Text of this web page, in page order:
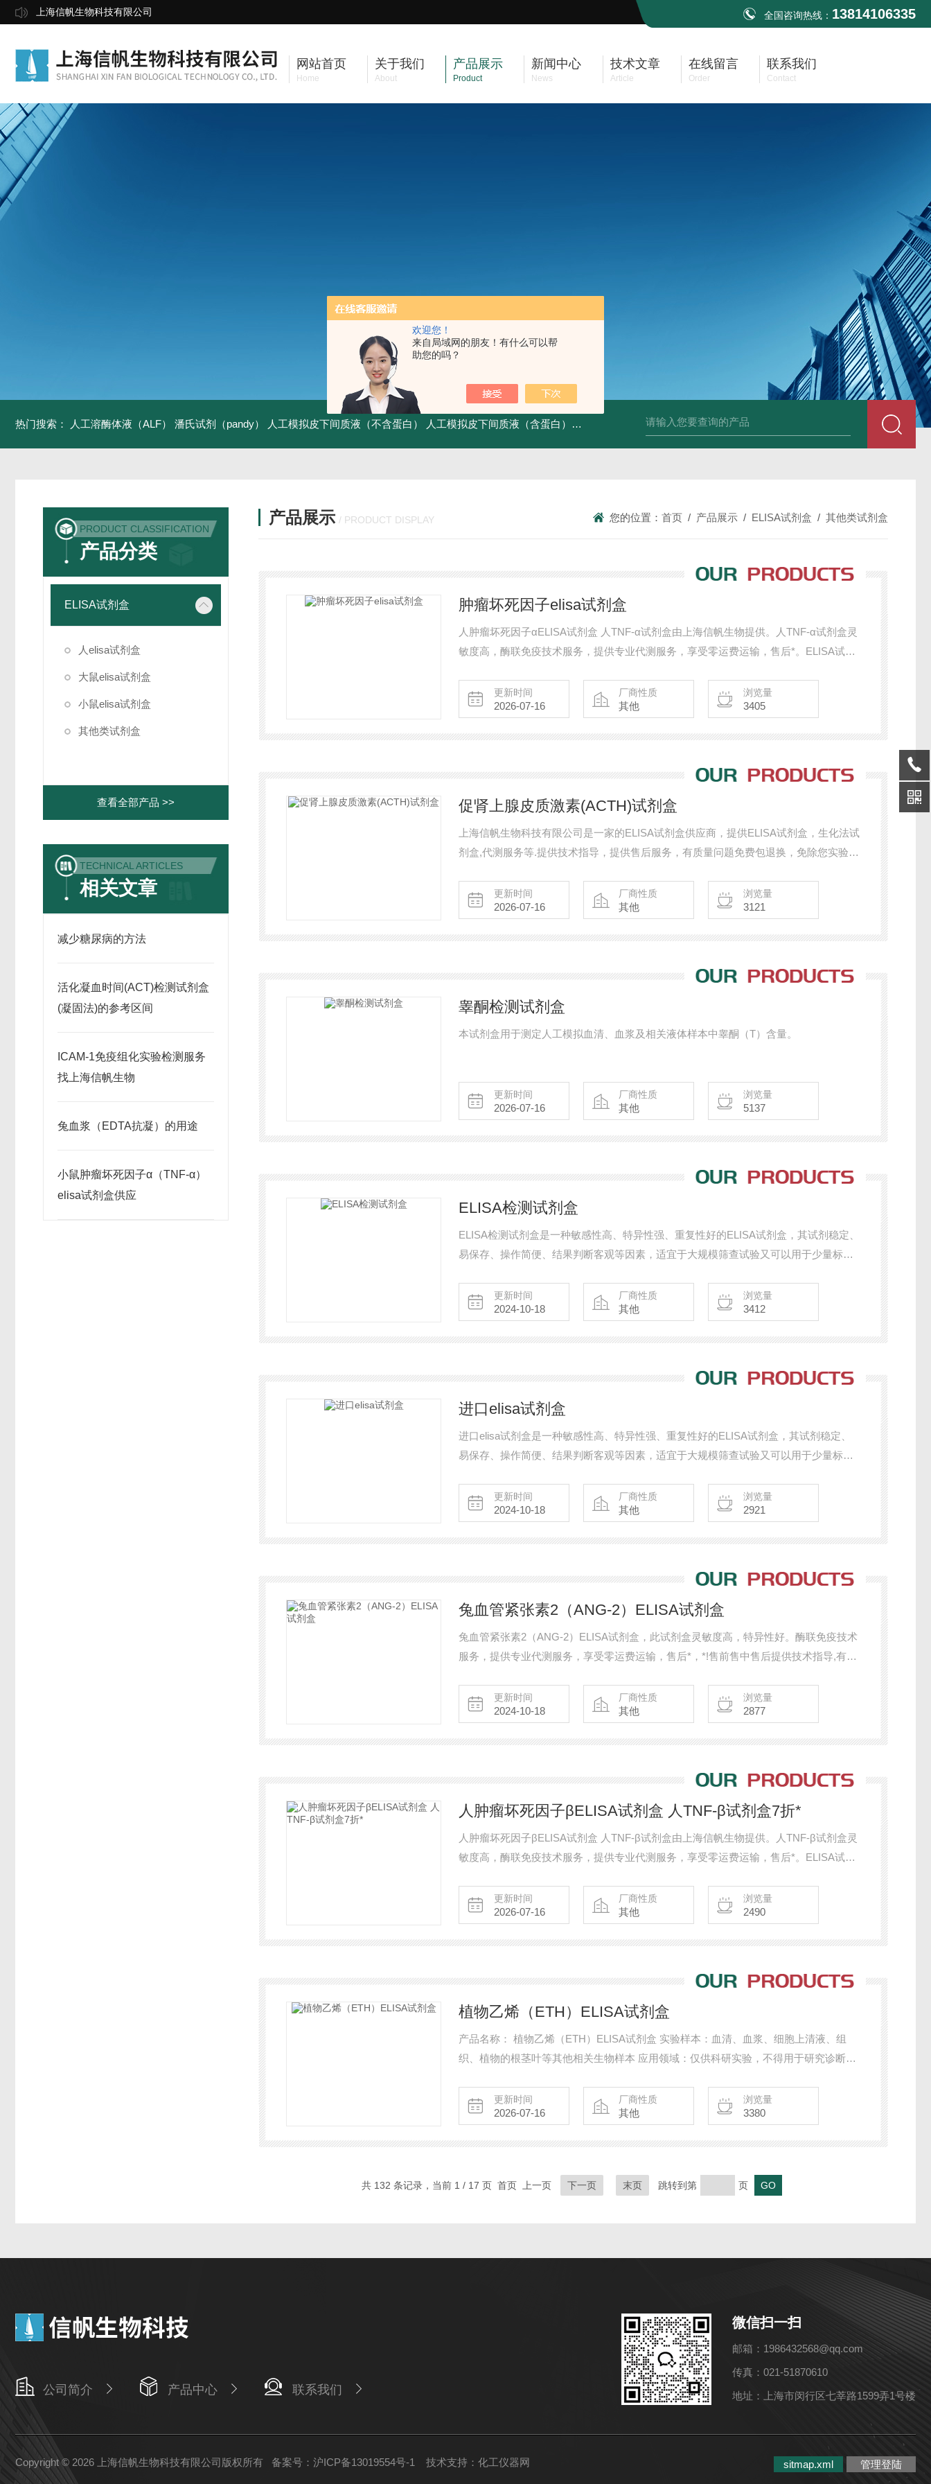
欢迎您！
来自局域网的朋友！有什么可以帮
助您的吗？
上海信帆生物科技有限公司 全国咨询热线： 13814106335
网站首页
Home
关于我们
About
产品展示
Product
新闻中心
News
技术文章
Article
在线留言
Order
联系我们
Contact
热门搜索： 人工溶酶体液（ALF） 潘氏试剂（pandy） 人工模拟皮下间质液（不含蛋白） 人工模拟皮下间质液（含蛋白） FITC标记小鼠抗His tag 组织细胞固定液（8％，PFA） 总胆汁酸（TBA）质
PRODUCT CLASSIFICATION
产品分类
ELISA试剂盒
人elisa试剂盒
大鼠elisa试剂盒
小鼠elisa试剂盒
其他类试剂盒
查看全部产品 >>
TECHNICAL ARTICLES
相关文章
减少糖尿病的方法
活化凝血时间(ACT)检测试剂盒
(凝固法)的参考区间
ICAM-1免疫组化实验检测服务
找上海信帆生物
兔血浆（EDTA抗凝）的用途
小鼠肿瘤坏死因子α（TNF-α）
elisa试剂盒供应
产品展示 / PRODUCT DISPLAY 您的位置： 首页 / 产品展示 / ELISA试剂盒 / 其他类试剂盒
肿瘤坏死因子elisa试剂盒
人肿瘤坏死因子αELISA试剂盒 人TNF-α试剂盒由上海信帆生物提供。人TNF-α试剂盒灵
敏度高，酶联免疫技术服务，提供专业代测服务，享受零运费运输，售后*。ELISA试剂
坏死因子αELISA试剂盒 人TNF-α试剂盒7折*
更新时间
2026-07-16
厂商性质
其他
浏览量
3405
促肾上腺皮质激素(ACTH)试剂盒
上海信帆生物科技有限公司是一家的ELISA试剂盒供应商，提供ELISA试剂盒，生化法试
剂盒,代测服务等.提供技术指导，提供售后服务，有质量问题免费包退换，免除您实验的
更新时间
2026-07-16
厂商性质
其他
浏览量
3121
睾酮检测试剂盒
本试剂盒用于测定人工模拟血清、血浆及相关液体样本中睾酮（T）含量。
更新时间
2026-07-16
厂商性质
其他
浏览量
5137
ELISA检测试剂盒
ELISA检测试剂盒是一种敏感性高、特异性强、重复性好的ELISA试剂盒，其试剂稳定、
易保存、操作简便、结果判断客观等因素，适宜于大规模筛查试验又可以用于少量标本
更新时间
2024-10-18
厂商性质
其他
浏览量
3412
进口elisa试剂盒
进口elisa试剂盒是一种敏感性高、特异性强、重复性好的ELISA试剂盒，其试剂稳定、
易保存、操作简便、结果判断客观等因素，适宜于大规模筛查试验又可以用于少量标本
更新时间
2024-10-18
厂商性质
其他
浏览量
2921
兔血管紧张素2（ANG-2）ELISA试剂盒
兔血管紧张素2（ANG-2）ELISA试剂盒，此试剂盒灵敏度高，特异性好。酶联免疫技术
服务，提供专业代测服务，享受零运费运输，售后*，*!售前售中售后提供技术指导,有质
更新时间
2024-10-18
厂商性质
其他
浏览量
2877
人肿瘤坏死因子βELISA试剂盒 人TNF-β试剂盒7折*
人肿瘤坏死因子βELISA试剂盒 人TNF-β试剂盒由上海信帆生物提供。人TNF-β试剂盒灵
敏度高，酶联免疫技术服务，提供专业代测服务，享受零运费运输，售后*。ELISA试剂
坏死因子βELISA试剂盒 人TNF-β试剂盒7折*
更新时间
2026-07-16
厂商性质
其他
浏览量
2490
植物乙烯（ETH）ELISA试剂盒
产品名称： 植物乙烯（ETH）ELISA试剂盒 实验样本：血清、血浆、细胞上清液、组
织、植物的根茎叶等其他相关生物样本 应用领域：仅供科研实验，不得用于研究诊断，
更新时间
2026-07-16
厂商性质
其他
浏览量
3380
共 132 条记录，当前 1 / 17 页 首页 上一页 下一页 末页 跳转到第 页
公司简介 产品中心 联系我们
微信扫一扫
邮箱：1986432568@qq.com
传真：021-51870610
地址：上海市闵行区七莘路1599弄1号楼
Copyright © 2026 上海信帆生物科技有限公司版权所有 备案号：沪ICP备13019554号-1 技术支持： 化工仪器网 sitmap.xml 管理登陆